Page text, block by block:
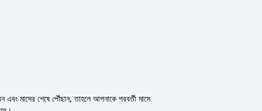
মাসের শেষে পৌঁছান, তাহলে আপনাকে পরবর্তী মাসে